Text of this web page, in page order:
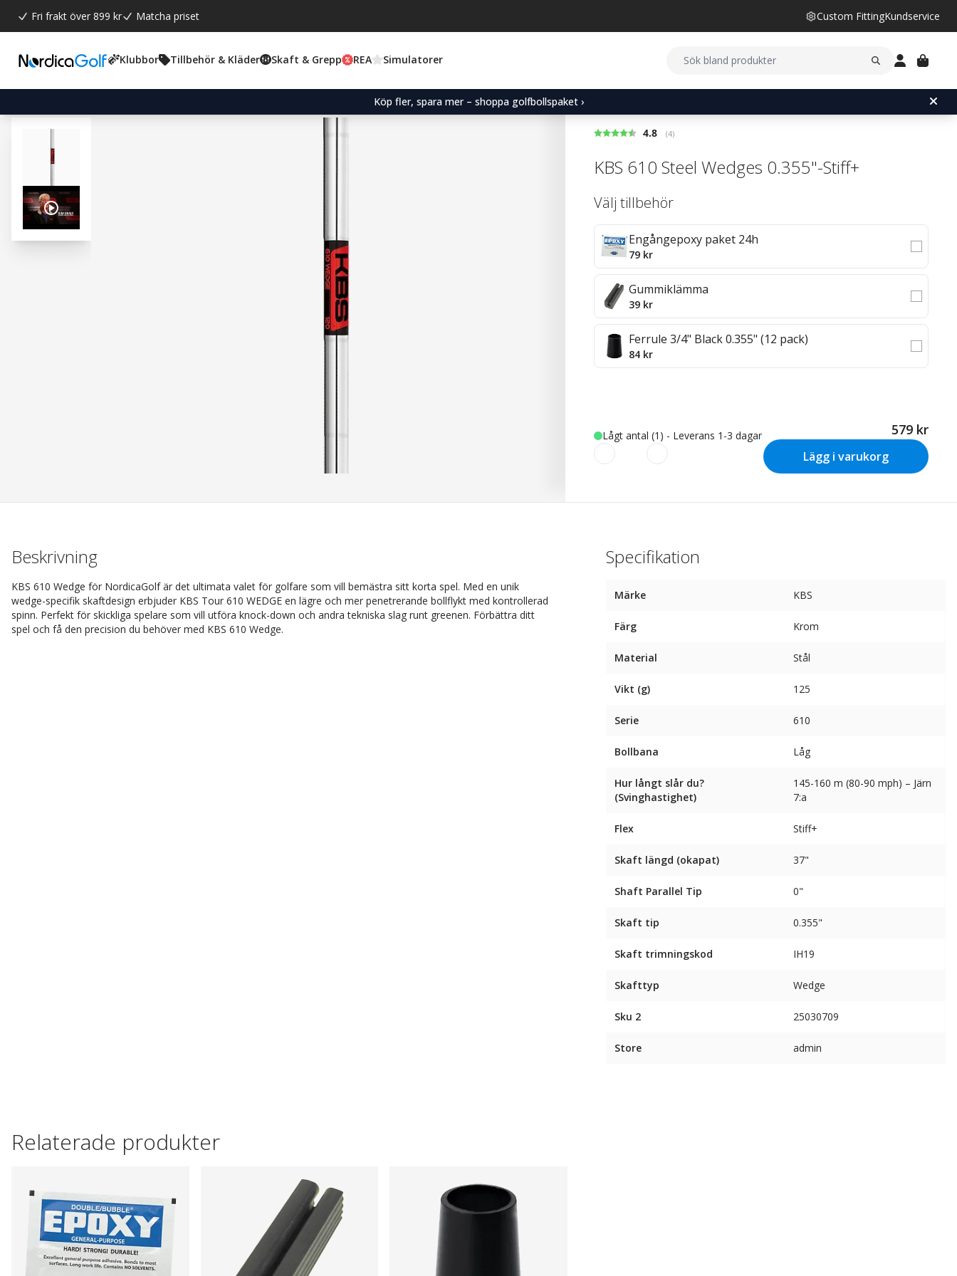
Fri frakt över 899 kr Matcha priset Custom FittingKundservice
Klubbor Tillbehör & Kläder Skaft & Grepp REA Simulatorer
Köp fler, spara mer – shoppa golfbollspaket ›
Snittbetyg:
4.8 (röster:
4)
KBS 610 Steel Wedges 0.355"-Stiff+
Välj tillbehör
Engångepoxy paket 24h
79 kr
Gummiklämma
39 kr
Ferrule 3/4" Black 0.355" (12 pack)
84 kr
Lågt antal (1) - Leverans 1-3 dagar 579 kr
Lägg i varukorg
Beskrivning
KBS 610 Wedge för NordicaGolf är det ultimata valet för golfare som vill bemästra sitt korta spel. Med en unik
wedge-specifik skaftdesign erbjuder KBS Tour 610 WEDGE en lägre och mer penetrerande bollflykt med kontrollerad
spinn. Perfekt för skickliga spelare som vill utföra knock-down och andra tekniska slag runt greenen. Förbättra ditt
spel och få den precision du behöver med KBS 610 Wedge.
Specifikation
Märke KBS
Färg Krom
Material Stål
Vikt (g) 125
Serie 610
Bollbana Låg
Hur långt slår du?
(Svinghastighet)
145-160 m (80-90 mph) – Järn
7:a
Flex Stiff+
Skaft längd (okapat) 37"
Shaft Parallel Tip 0"
Skaft tip 0.355"
Skaft trimningskod IH19
Skafttyp Wedge
Sku 2 25030709
Store admin
Relaterade produkter